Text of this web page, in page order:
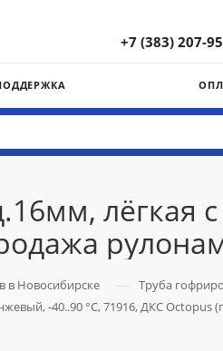
+7 (383) 207-
лёгкая
в Новосибирске — Труба
-40..90 °C, 71916, ДКС Octopus